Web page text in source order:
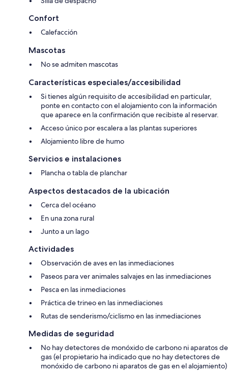
Confort
Calefacción
Mascotas
No se admiten mascotas
Características especiales/accesibilidad
Si tienes algún requisito de accesibilidad en particular,
ponte en contacto con el alojamiento con la información
que aparece en la confirmación que recibiste al reservar.
Acceso único por escalera a las plantas superiores
Alojamiento libre de humo
Servicios e instalaciones
Plancha o tabla de planchar
Aspectos destacados de la ubicación
Cerca del océano
En una zona rural
Junto a un lago
Actividades
Observación de aves en las inmediaciones
Paseos para ver animales salvajes en las inmediaciones
Pesca en las inmediaciones
Práctica de trineo en las inmediaciones
Rutas de senderismo/ciclismo en las inmediaciones
Medidas de seguridad
No hay detectores de monóxido de carbono ni aparatos de
gas (el propietario ha indicado que no hay detectores de
monóxido de carbono ni aparatos de gas en el alojamiento)